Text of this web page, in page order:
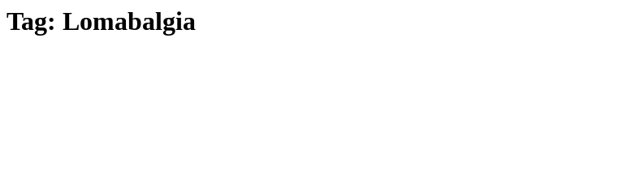
Tag: Lomabalgia